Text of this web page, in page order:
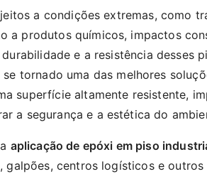
a condições extremas, como
a produtos químicos, impactos
e a resistência desses
se tornado uma das melhores
superfície altamente resistente,
a segurança e a estética do
aplicação de epóxi em piso
galpões, centros logísticos e outros